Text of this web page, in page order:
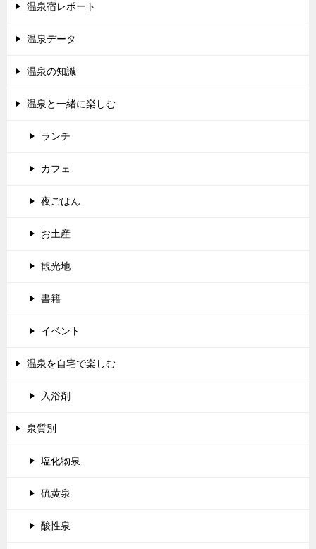
温泉宿レポート
温泉データ
温泉の知識
温泉と一緒に楽しむ
ランチ
カフェ
夜ごはん
お土産
観光地
書籍
イベント
温泉を自宅で楽しむ
入浴剤
泉質別
塩化物泉
硫黄泉
酸性泉